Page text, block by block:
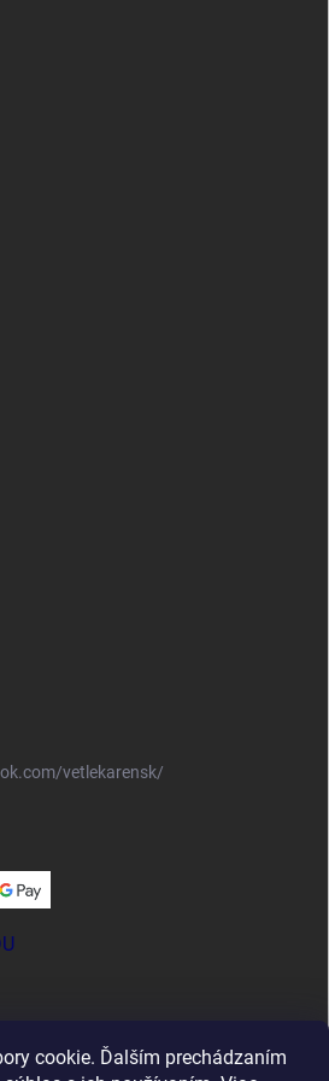
cookie. Ďalším prechádzaním
vetlekarensk/